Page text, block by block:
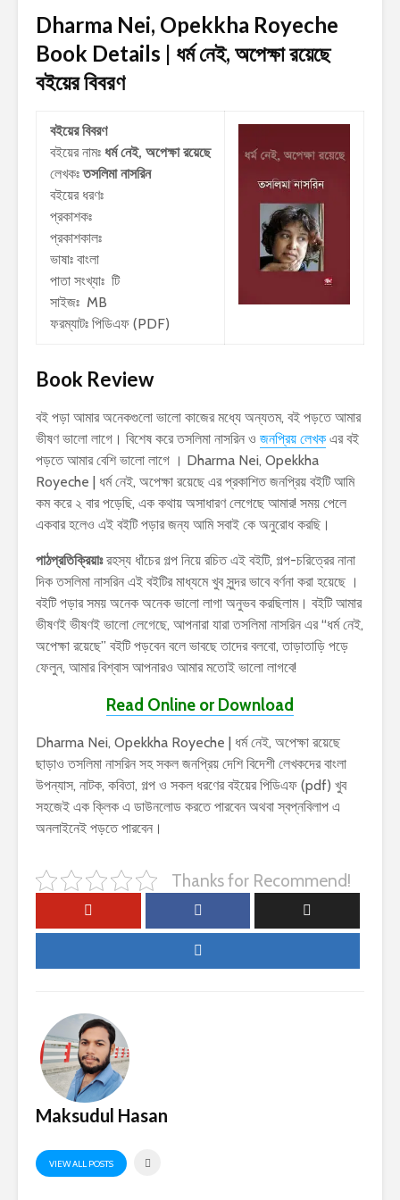
Dharma Nei, Opekkha Royeche
Book Details | ধর্ম নেই, অপেক্ষা রয়েছে
বইয়ের বিবরণ
বইয়ের বিবরণ
বইয়ের নামঃ ধর্ম নেই, অপেক্ষা রয়েছে
লেখকঃতসলিমা নাসরিন
বইয়ের ধরণঃ
প্রকাশকঃ
প্রকাশকালঃ
ভাষাঃ বাংলা
পাতা সংখ্যাঃ টি
সাইজঃ MB
ফরম্যাটঃ পিডিএফ (PDF)
Book Review
বই পড়া আমার অনেকগুলো ভালো কাজের মধ্যে অন্যতম, বই পড়তে আমার
ভীষণ ভালো লাগে। বিশেষ করে তসলিমা নাসরিন ও জনপ্রিয় লেখক এর বই
পড়তে আমার বেশি ভালো লাগে । Dharma Nei, Opekkha
Royeche | ধর্ম নেই, অপেক্ষা রয়েছে এর প্রকাশিত জনপ্রিয় বইটি আমি
কম করে ২ বার পড়েছি, এক কথায় অসাধারণ লেগেছে আমার! সময় পেলে
একবার হলেও এই বইটি পড়ার জন্য আমি সবাই কে অনুরোধ করছি।
পাঠপ্রতিক্রিয়াঃরহস্য ধাঁচের গল্প নিয়ে রচিত এই বইটি, গল্প-চরিত্রের নানা
দিক তসলিমা নাসরিন এই বইটির মাধ্যমে খুব সুন্দর ভাবে বর্ণনা করা হয়েছে ।
বইটি পড়ার সময় অনেক অনেক ভালো লাগা অনুভব করছিলাম। বইটি আমার
ভীষণই ভীষণই ভালো লেগেছে, আপনারা যারা তসলিমা নাসরিন এর “ধর্ম নেই,
অপেক্ষা রয়েছে” বইটি পড়বেন বলে ভাবছে তাদের বলবো, তাড়াতাড়ি পড়ে
ফেলুন, আমার বিশ্বাস আপনারও আমার মতোই ভালো লাগবে!
Read Online or Download
Dharma Nei, Opekkha Royeche | ধর্ম নেই, অপেক্ষা রয়েছে
ছাড়াও তসলিমা নাসরিন সহ সকল জনপ্রিয় দেশি বিদেশী লেখকদের বাংলা
উপন্যাস, নাটক, কবিতা, গল্প ও সকল ধরণের বইয়ের পিডিএফ (pdf) খুব
সহজেই এক ক্লিক এ ডাউনলোড করতে পারবেন অথবা স্বপ্নবিলাপ এ
অনলাইনেই পড়তে পারবেন।
Thanks for Recommend!
Maksudul Hasan
VIEW ALL POSTS